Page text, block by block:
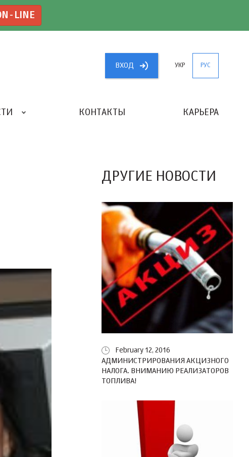
LINE
ВХОД УКР РУС
КОНТАКТЫ КАРЬЕРА
ДРУГИЕ НОВОСТИ
February 12, 2016
АДМИНИСТРИРОВАНИЯ АКЦИЗНОГО
НАЛОГА. ВНИМАНИЮ РЕАЛИЗАТОРОВ
ТОПЛИВА!